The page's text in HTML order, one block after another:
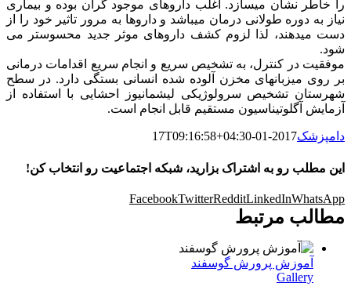
را خاطر نشان میسازد. اغلب داروهای موجود گران بوده و بیماری
نیاز به دوره طولانی درمان میباشد و داروها به مرور تاثیر خود را از
دست میدهند، لذا لزوم کشف داروهای موثر جدید محسوستر می
شود.
موفقیت در کنترل، به تشخیص سریع و انجام سریع اقدامات درمانی
بر روی میزبانهای مخزن آلوده شده انسانی بستگی دارد. در سطح
شهرستان تشخیص سرولوژیکی لیشمانیوز احشایی با استفاده از
آزمایش آگلوتیناسیون مستقیم قابل انجام است.
دامپزشک2017-01-17T09:16:58+04:30
این مطلب رو به اشتراک بزارید، شبکه اجتماعیت رو انتخاب کن!
FacebookTwitterRedditLinkedInWhatsApp
مطالب مرتبط
آموزش پرورش گوسفند
Gallery